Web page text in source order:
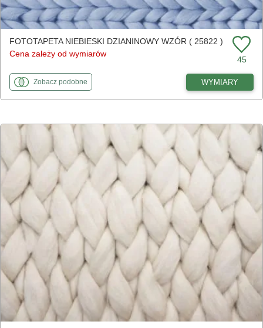
FOTOTAPETA NIEBIESKI DZIANINOWY WZÓR ( 25822 )
Cena zależy od wymiarów
45
Zobaczfototapety
podobnedo Niebieski dzianinowy wzór WYMIARY